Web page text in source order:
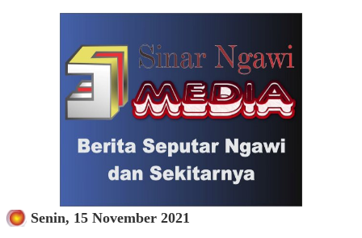
Senin, 15 November 2021